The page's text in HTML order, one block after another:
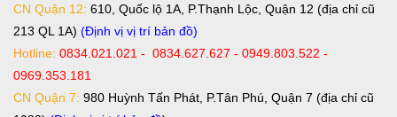
CN Quận 12: 610, Quốc lộ 1A, P.Thạnh Lộc, Quận 12 (địa chỉ cũ
213 QL 1A) (Định vị vị trí bản đồ)
Hotline: 0834.021.021 - 0834.627.627 - 0949.803.522 -
0969.353.181
CN Quận 7: 980 Huỳnh Tấn Phát, P.Tân Phú, Quận 7 (địa chỉ cũ